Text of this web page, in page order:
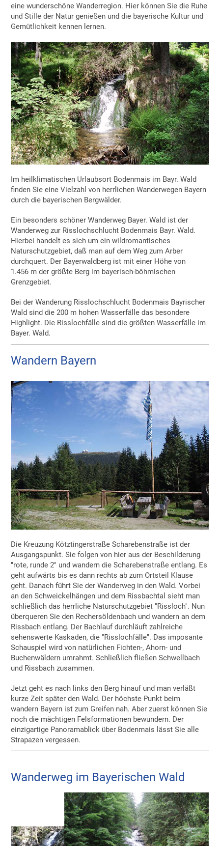
eine wunderschöne Wanderregion. Hier können Sie die Ruhe
und Stille der Natur genießen und die bayerische Kultur und
Gemütlichkeit kennen lernen.
Im heilklimatischen Urlaubsort Bodenmais im Bayr. Wald
finden Sie eine Vielzahl von herrlichen Wanderwegen Bayern
durch die bayerischen Bergwälder.
Ein besonders schöner Wanderweg Bayer. Wald ist der
Wanderweg zur Risslochschlucht Bodenmais Bayr. Wald.
Hierbei handelt es sich um ein wildromantisches
Naturschutzgebiet, daß man auf dem Weg zum Arber
durchquert. Der Bayerwaldberg ist mit einer Höhe von
1.456 m der größte Berg im bayerisch-böhmischen
Grenzgebiet.
Bei der Wanderung Risslochschlucht Bodenmais Bayrischer
Wald sind die 200 m hohen Wasserfälle das besondere
Highlight. Die Risslochfälle sind die größten Wasserfälle im
Bayer. Wald.
Wandern Bayern
Die Kreuzung Kötztingerstraße Scharebenstraße ist der
Ausgangspunkt. Sie folgen von hier aus der Beschilderung
"rote, runde 2" und wandern die Scharebenstraße entlang. Es
geht aufwärts bis es dann rechts ab zum Ortsteil Klause
geht. Danach führt Sie der Wanderweg in den Wald. Vorbei
an den Schweickelhängen und dem Rissbachtal sieht man
schließlich das herrliche Naturschutzgebiet "Rissloch". Nun
überqueren Sie den Rechersöldenbach und wandern an dem
Rissbach entlang. Der Bachlauf durchläuft zahlreiche
sehenswerte Kaskaden, die "Risslochfälle". Das imposante
Schauspiel wird von natürlichen Fichten-, Ahorn- und
Buchenwäldern umrahmt. Schließlich fließen Schwellbach
und Rissbach zusammen.
Jetzt geht es nach links den Berg hinauf und man verläßt
kurze Zeit später den Wald. Der höchste Punkt beim
wandern Bayern ist zum Greifen nah. Aber zuerst können Sie
noch die mächtigen Felsformationen bewundern. Der
einzigartige Panoramablick über Bodenmais lässt Sie alle
Strapazen vergessen.
Wanderweg im Bayerischen Wald